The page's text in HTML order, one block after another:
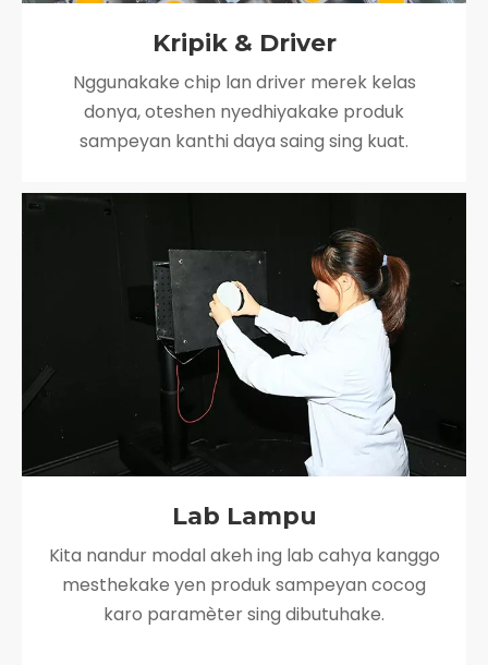
Kripik & Driver
Nggunakake chip lan driver merek kelas
donya, oteshen nyedhiyakake produk
sampeyan kanthi daya saing sing kuat.
Lab Lampu
Kita nandur modal akeh ing lab cahya kanggo
mesthekake yen produk sampeyan cocog
karo paramèter sing dibutuhake.